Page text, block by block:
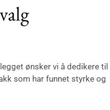
ønsker vi å dedikere til
som har funnet styrke og